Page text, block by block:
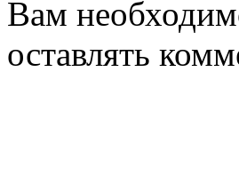
Вам
оставлять